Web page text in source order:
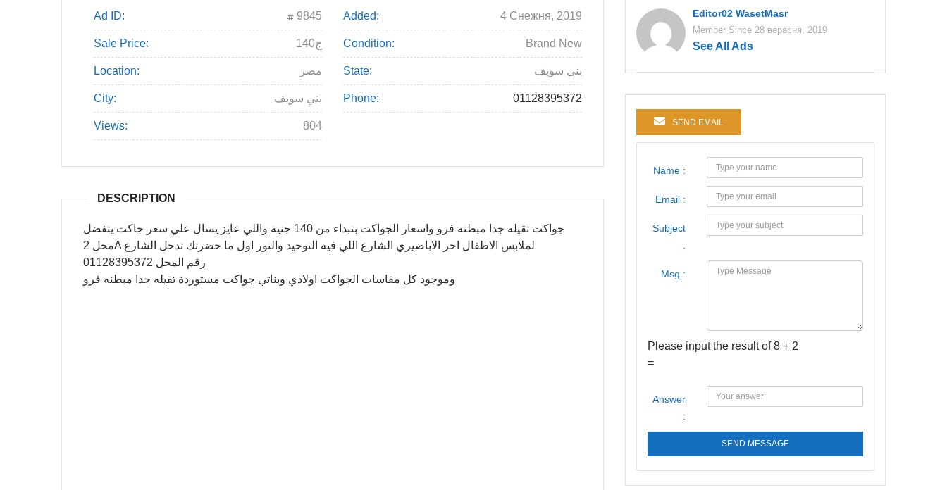
Ad ID: 9845 Added: 4 Снежня, 2019
Sale Price: 140ج Condition: Brand New
Location: مصر State: بني سويف
City: بني سويف Phone: 01128395372
Views: 804
DESCRIPTION
جواكت تقيله جدا مبطنه فرو واسعار الجواكت بتبداء من 140 جنية واللي عايز يسال علي سعر جاكت يتفضل
محل 2A لملابس الاطفال اخر الاباصيري الشارع اللي فيه التوحيد والنور اول ما حضرتك تدخل الشارع
رقم المحل 01128395372
وموجود كل مقاسات الجواكت اولادي وبناتي جواكت مستوردة تقيله جدا مبطنه فرو
Editor02 WasetMasr
Member Since 28 верасня, 2019
See All Ads
SEND EMAIL
Name :
Email :
Subject
:
Msg :
Please input the result of 8 + 2
=
Answer
:
SEND MESSAGE